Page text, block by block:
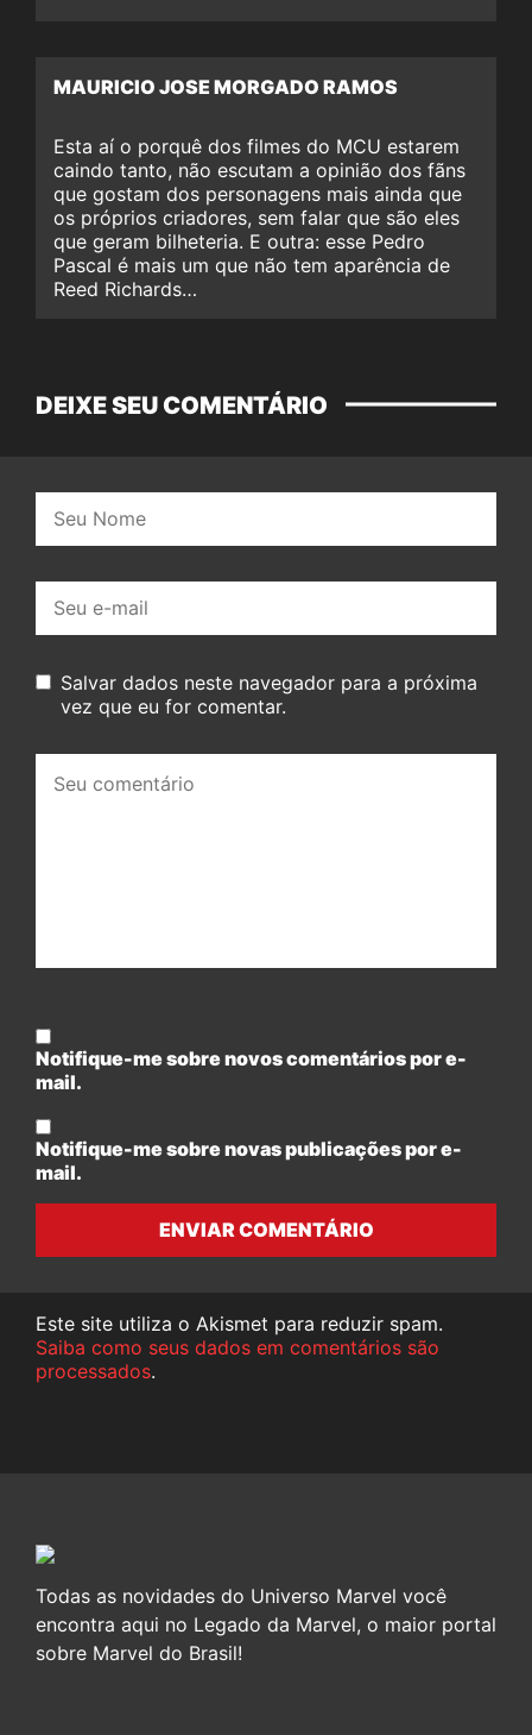
MAURICIO JOSE MORGADO RAMOS
Esta aí o porquê dos filmes do MCU estarem
caindo tanto, não escutam a opinião dos fãns
que gostam dos personagens mais ainda que
os próprios criadores, sem falar que são eles
que geram bilheteria. E outra: esse Pedro
Pascal é mais um que não tem aparência de
Reed Richards…
DEIXE SEU COMENTÁRIO
mail:
Salvar dados neste navegador para a próxima
vez que eu for comentar.
comentário:
Notifique-me sobre novos comentários por e-
mail.
Notifique-me sobre novas publicações por e-
mail.
ENVIAR COMENTÁRIO
Este site utiliza o Akismet para reduzir spam.
Saiba como seus dados em comentários são
processados.
Todas as novidades do Universo Marvel você
encontra aqui no Legado da Marvel, o maior portal
sobre Marvel do Brasil!